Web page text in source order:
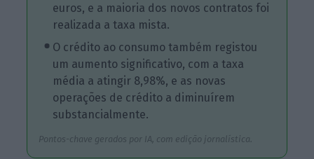
euros, e a maioria dos novos contratos foi
realizada a taxa mista.
O crédito ao consumo também registou
um aumento significativo, com a taxa
média a atingir 8,98%, e as novas
operações de crédito a diminuírem
substancialmente.
Pontos-chave gerados por IA, com edição jornalística.